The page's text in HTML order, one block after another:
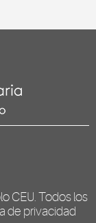
CEU . Todos los
de privacidad